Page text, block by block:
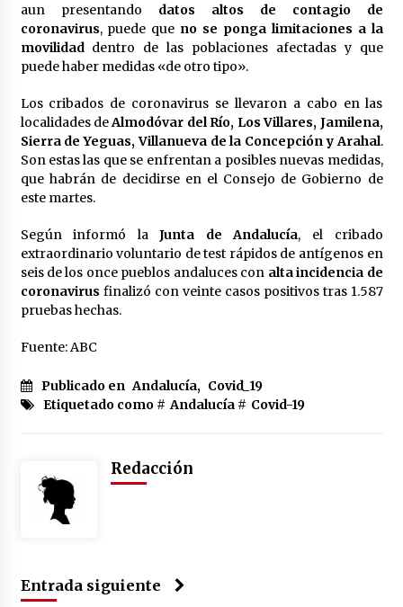
Muere el cardenal Carlos Amigo Vallejo
27 de abril de 2022
Todos los cortes de tráfico por la Feria de
Sevilla 2022: del jueves 28 de abril al 8 de mayo
26 de abril de 2022
El cultivo casero de marihuana deja sin luz dos
22 de abril de 2022
La Feria de Abril de Sevilla será un 25% más
cara por la crisis mundial
aun presentando datos altos de contagio de
coronavirus, puede que no se ponga limitaciones a la
movilidad dentro de las poblaciones afectadas y que
puede haber medidas «de otro tipo».
Los cribados de coronavirus se llevaron a cabo en las
localidades deAlmodóvar del Río, Los Villares, Jamilena,
Sierra de Yeguas, Villanueva de la Concepción y Arahal.
Son estas las que se enfrentan a posibles nuevas medidas,
que habrán de decidirse en el Consejo de Gobierno de
este martes.
Según informó laJunta de Andalucía, el cribado
extraordinario voluntario de test rápidos de antígenos en
seis de los once pueblos andaluces con alta incidencia de
coronavirus finalizó con veinte casos positivos tras 1.587
pruebas hechas.
Fuente: ABC
Publicado en Andalucía, Covid_19
Etiquetado como # Andalucía# Covid-19
Redacción
Entrada siguiente